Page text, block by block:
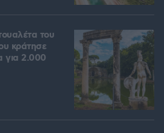
του
κράτησε
για 2.000